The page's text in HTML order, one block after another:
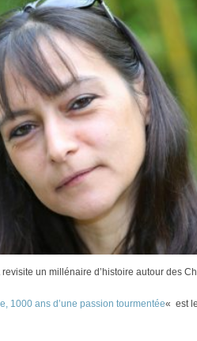
un millénaire d’histoire autour des
1000 ans d’une passion tourmentée« est